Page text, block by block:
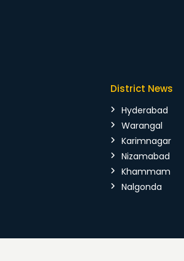
District News
Hyderabad
Warangal
Karimnagar
Nizamabad
Khammam
Nalgonda